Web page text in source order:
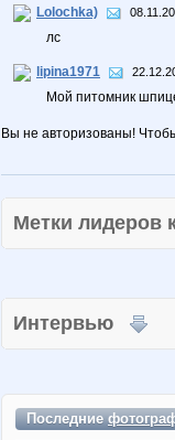
Lolochka)
лс
lipina1971
Мой питомник
Вы не авторизованы!
Метки
Интервью
Последние